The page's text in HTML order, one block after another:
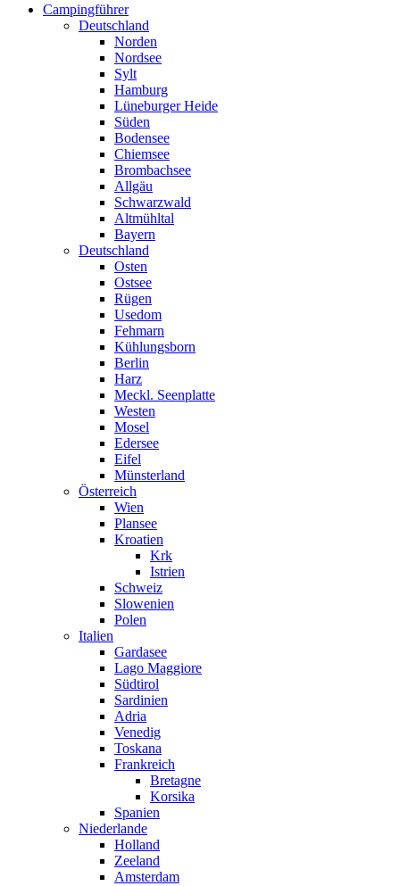
Campingführer
Deutschland
Norden
Nordsee
Sylt
Hamburg
Lüneburger Heide
Süden
Bodensee
Chiemsee
Brombachsee
Allgäu
Schwarzwald
Altmühltal
Bayern
Deutschland
Osten
Ostsee
Rügen
Usedom
Fehmarn
Kühlungsborn
Berlin
Harz
Meckl. Seenplatte
Westen
Mosel
Edersee
Eifel
Münsterland
Österreich
Wien
Plansee
Kroatien
Krk
Istrien
Schweiz
Slowenien
Polen
Italien
Gardasee
Lago Maggiore
Südtirol
Sardinien
Adria
Venedig
Toskana
Frankreich
Bretagne
Korsika
Spanien
Niederlande
Holland
Zeeland
Amsterdam